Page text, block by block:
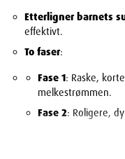
Etterligner barnets
effektivt.
To faser:
Fase 1: Raske,
melkestrømmen.
Fase 2: Roligere,
PersonalFit